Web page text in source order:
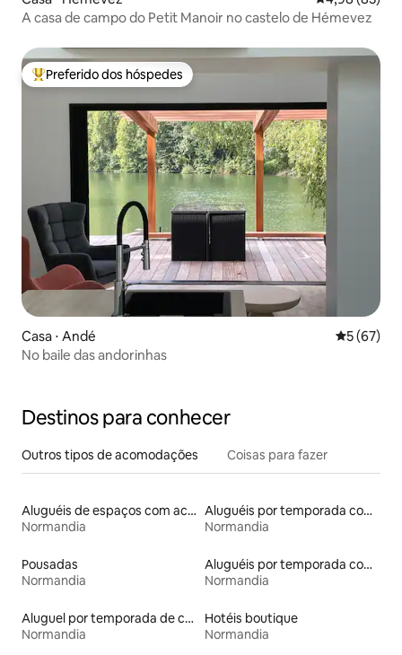
A casa de campo do Petit Manoir no castelo de Hémevez
Entre os melhores preferidos dos hóspedes
Preferido dos hóspedes
Casa ⋅ Andé 5 de uma
5 (67)
No baile das andorinhas
Destinos para conhecer
Outros tipos de acomodações Coisas para fazer
Aluguéis de espaços com acesso direto a pistas de esqui
Normandia
Aluguéis por temporada com banheira de hidromassagem
Normandia
Pousadas
Normandia
Aluguéis por temporada com suítes privativas
Normandia
Aluguel por temporada de casas arredondadas
Normandia
Hotéis boutique
Normandia